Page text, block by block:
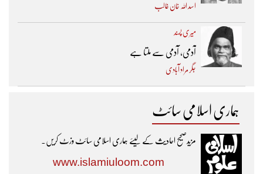
اسد اللہ خان غالب
میری پسند
آدمی، آدمی سے ملتا ہے
جگر مراد آبادی
ہماری اسلامی سائٹ
مزیدصحیح احادیث کے لیئے ہماری اسلامی سائٹ وزٹ کریں۔
www.islamiuloom.com